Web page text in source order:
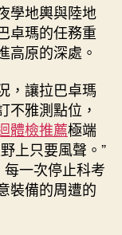
學地輿與陸地
卓瑪的任務重
高原的深處。
，讓拉巴卓瑪
不雅測點位，
體檢推薦極端
上只要風聲。”
一次停止科考
裝備的周遭的